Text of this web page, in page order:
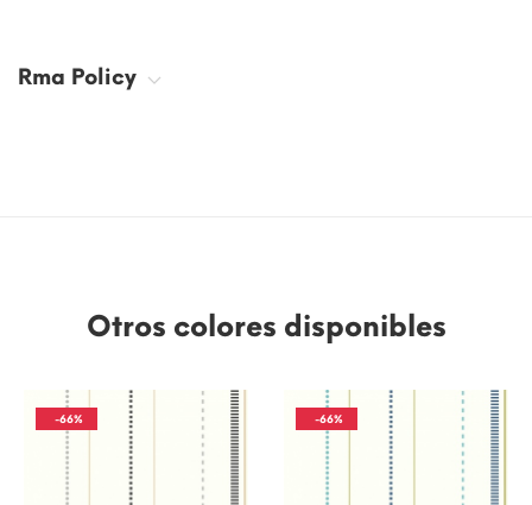
Rma Policy
Otros colores disponibles
-66% -66%